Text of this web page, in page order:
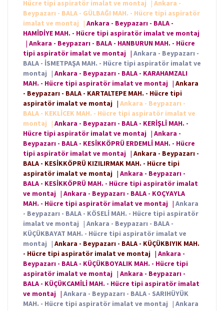
Hücre tipi aspiratör imalat ve montaj
| Ankara -
Beypazarı - BALA - GÜLBAĞI MAH. - Hücre tipi aspiratör
imalat ve montaj
| Ankara - Beypazarı - BALA -
HAMİDİYE MAH. - Hücre tipi aspiratör imalat ve montaj
| Ankara - Beypazarı - BALA - HANBURUN MAH. - Hücre
tipi aspiratör imalat ve montaj | Ankara - Beypazarı -
BALA - İSMETPAŞA MAH. - Hücre tipi aspiratör imalat ve
montaj | Ankara - Beypazarı - BALA - KARAHAMZALI
MAH. - Hücre tipi aspiratör imalat ve montaj | Ankara
- Beypazarı - BALA - KARTALTEPE MAH. - Hücre tipi
aspiratör imalat ve montaj | Ankara - Beypazarı -
BALA - KEKLİCEK MAH. - Hücre tipi aspiratör imalat ve
montaj
| Ankara - Beypazarı - BALA - KERİŞLİ MAH. -
Hücre tipi aspiratör imalat ve montaj | Ankara -
Beypazarı - BALA - KESİKKÖPRÜ ERDEMLİ MAH. - Hücre
tipi aspiratör imalat ve montaj | Ankara - Beypazarı -
BALA - KESİKKÖPRÜ KIZILIRMAK MAH. - Hücre tipi
aspiratör imalat ve montaj | Ankara - Beypazarı -
BALA - KESİKKÖPRÜ MAH. - Hücre tipi aspiratör imalat
ve montaj | Ankara - Beypazarı - BALA - KOÇYAYLA
MAH. - Hücre tipi aspiratör imalat ve montaj | Ankara
- Beypazarı - BALA - KÖSELİ MAH. - Hücre tipi aspiratör
imalat ve montaj | Ankara - Beypazarı - BALA -
KÜÇÜKBAYAT MAH. - Hücre tipi aspiratör imalat ve
montaj | Ankara - Beypazarı - BALA - KÜÇÜKBIYIK MAH.
- Hücre tipi aspiratör imalat ve montaj | Ankara -
Beypazarı - BALA - KÜÇÜKBOYALIK MAH. - Hücre tipi
aspiratör imalat ve montaj | Ankara - Beypazarı -
BALA - KÜÇÜKCAMİLİ MAH. - Hücre tipi aspiratör imalat
ve montaj | Ankara - Beypazarı - BALA - SARIHÜYÜK
MAH. - Hücre tipi aspiratör imalat ve montaj | Ankara